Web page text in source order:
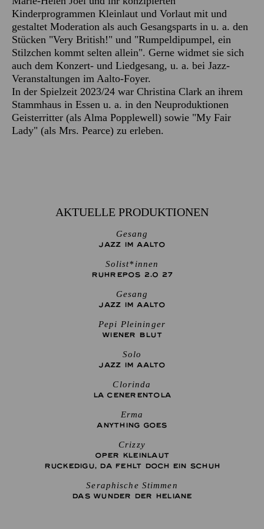
Kinderprogrammen Kleinlaut und Vorlaut mit und
gestaltet Moderation als auch Gesangsparts in u. a. den
Stücken "Very British!" und "Rumpeldipumpel, ein
Stilzchen kommt selten allein". Gerne widmet sie sich
auch dem Konzert- und Liedgesang, u. a. bei Jazz-
Veranstaltungen im Aalto-Foyer.
In der Spielzeit 2023/24 war Christina Clark an ihrem
Stammhaus in Essen u. a. in den Neuproduktionen
Geisterritter (als Alma Popplewell) sowie "My Fair
Lady" (als Mrs. Pearce) zu erleben.
AKTUELLE PRODUKTIONEN
Gesang
JAZZ IM AALTO
Solist*innen
RUHREPOS 2.0 27
Gesang
JAZZ IM AALTO
Pepi Pleininger
WIENER BLUT
Solo
JAZZ IM AALTO
Clorinda
LA CENE­RENTOLA
Erma
ANYTHING GOES
Crizzy
OPER KLEINLAUT
RUCKEDIGU, DA FEHLT DOCH EIN SCHUH
Seraphische Stimmen
DAS WUNDER DER HELIANE